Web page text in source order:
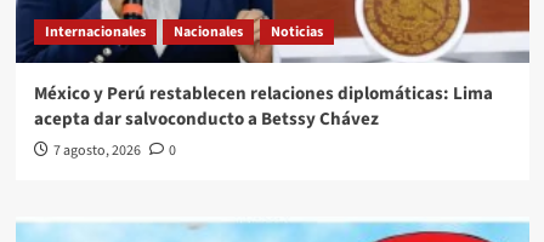
Internacionales Nacionales Noticias
México y Perú restablecen relaciones diplomáticas: Lima
acepta dar salvoconducto a Betssy Chávez
7 agosto, 2026 0